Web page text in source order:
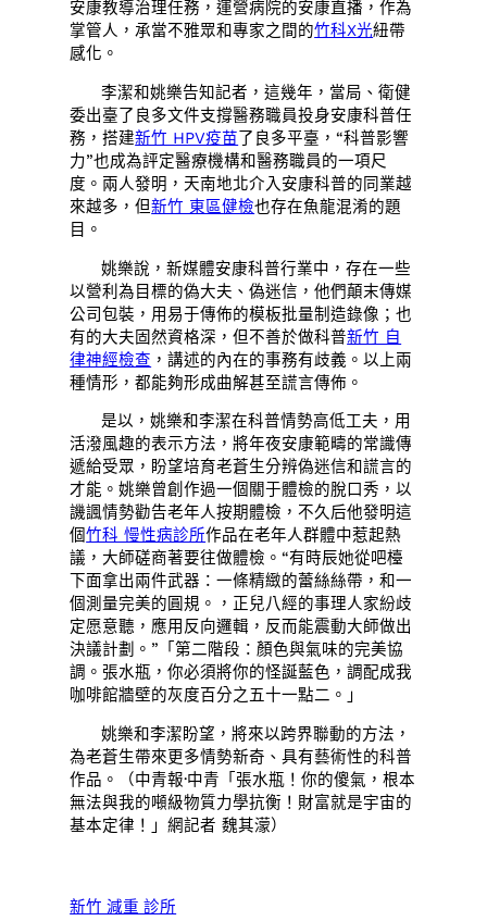
安康教導治理任務，運營病院的安康直播，作為
掌管人，承當不雅眾和專家之間的竹科X光紐帶
感化。
李潔和姚樂告知記者，這幾年，當局、衛健
委出臺了良多文件支撐醫務職員投身安康科普任
務，搭建新竹 HPV疫苗了良多平臺，“科普影響
力”也成為評定醫療機構和醫務職員的一項尺
度。兩人發明，天南地北介入安康科普的同業越
來越多，但新竹 東區健檢也存在魚龍混淆的題
目。
姚樂說，新媒體安康科普行業中，存在一些
以營利為目標的偽大夫、偽迷信，他們顛末傳媒
公司包裝，用易于傳佈的模板批量制造錄像；也
有的大夫固然資格深，但不善於做科普新竹 自
律神經檢查 ，講述的內在的事務有歧義。以上兩
種情形，都能夠形成曲解甚至謊言傳佈。
是以，姚樂和李潔在科普情勢高低工夫，用
活潑風趣的表示方法，將年夜安康範疇的常識傳
遞給受眾，盼望培育老蒼生分辨偽迷信和謊言的
才能。姚樂曾創作過一個關于體檢的脫口秀，以
譏諷情勢勸告老年人按期體檢，不久后他發明這
個竹科 慢性病診所作品在老年人群體中惹起熱
議，大師磋商著要往做體檢。“有時辰她從吧檯
下面拿出兩件武器：一條精緻的蕾絲絲帶，和一
個測量完美的圓規。，正兒八經的事理人家紛歧
定愿意聽，應用反向邏輯，反而能震動大師做出
決議計劃。”「第二階段：顏色與氣味的完美協
調。張水瓶，你必須將你的怪誕藍色，調配成我
咖啡館牆壁的灰度百分之五十一點二。」
姚樂和李潔盼望，將來以跨界聯動的方法，
為老蒼生帶來更多情勢新奇、具有藝術性的科普
作品。（中青報·中青「張水瓶！你的傻氣，根本
無法與我的噸級物質力學抗衡！財富就是宇宙的
基本定律！」網記者 魏其濛）
新竹 減重 診所